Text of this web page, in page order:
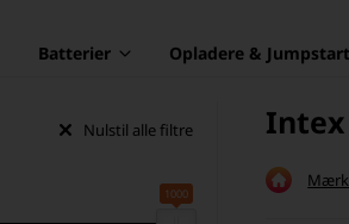
Batterier Opladere &
Nulstil alle filtre
1000
Intex